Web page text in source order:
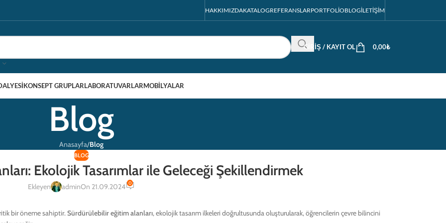
HAKKIMIZDAKATALOGREFERANSLARPORTFOLIOBLOGİLETIŞIM
GIRIŞ / KAYIT OL 0,00₺
KONSEPT GRUPLARLABORATUVARLARMOBILYALAR
Blog
Anasayfa/Blog
BLOG
Ekolojik Tasarımlar ile Geleceği Şekillendirmek
Ekleyen adminOn 21.09.2024 0
bir öneme sahiptir.Sürdürülebilir eğitim alanları, ekolojik tasarım ilkeleri doğrultusunda oluşturularak, öğrencilerin çevre bilincini